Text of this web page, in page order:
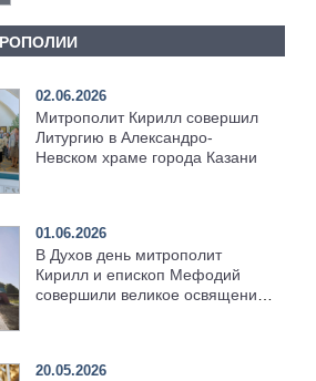
02.06.2026
Митрополит Кирилл совершил
Литургию в Александро-
Невском храме города Казани
01.06.2026
В Духов день митрополит
Кирилл и епископ Мефодий
совершили великое освящение
20.05.2026